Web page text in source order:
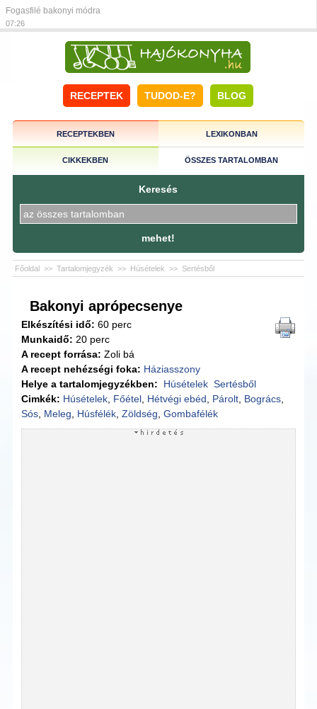
Fogasfilé bakonyi módra
07:26
RECEPTEK TUDOD-E? BLOG
RECEPTEKBEN LEXIKONBAN
CIKKEKBEN ÖSSZES TARTALOMBAN
Keresés
mehet!
Főoldal >> Tartalomjegyzék >> Húsételek >> Sertésből
Bakonyi aprópecsenye
Elkészítési idő: 60 perc
Munkaidő: 20 perc
A recept forrása: Zoli bá
A recept nehézségi foka: Háziasszony
Helye a tartalomjegyzékben:
Húsételek Sertésből
Cimkék: Húsételek Főétel Hétvégi ebéd Párolt Bogrács
Sós Meleg Húsfélék ,Zöldség ,Gombafélék